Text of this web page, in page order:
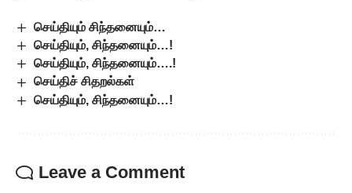
செய்தியும் சிந்தனையும்…
செய்தியும், சிந்தனையும்…!
செய்தியும், சிந்தனையும்….!
செய்திச் சிதறல்கள்
செய்தியும், சிந்தனையும்…!
Leave a Comment